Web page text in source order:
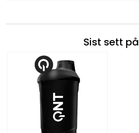
Sist sett på